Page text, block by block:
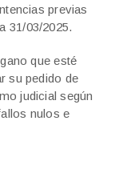
previas
31/03/2025.
que esté
su pedido de
judicial según
nulos e